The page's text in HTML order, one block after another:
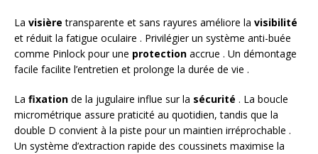
La visière transparente et sans rayures améliore la visibilité
et réduit la fatigue oculaire . Privilégier un système anti-buée
comme Pinlock pour une protection accrue . Un démontage
facile facilite l’entretien et prolonge la durée de vie .
La fixation de la jugulaire influe sur la sécurité . La boucle
micrométrique assure praticité au quotidien, tandis que la
double D convient à la piste pour un maintien irréprochable .
Un système d’extraction rapide des coussinets maximise la